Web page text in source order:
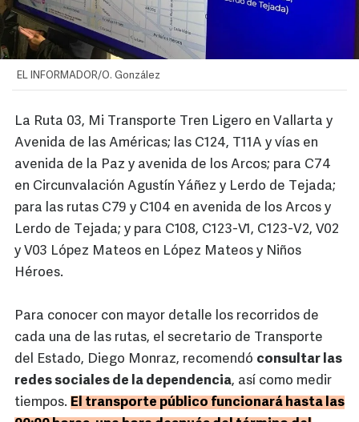
EL INFORMADOR/O. González
La Ruta 03, Mi Transporte Tren Ligero en Vallarta y
Avenida de las Américas; las C124, T11A y vías en
avenida de la Paz y avenida de los Arcos; para C74
en Circunvalación Agustín Yáñez y Lerdo de Tejada;
para las rutas C79 y C104 en avenida de los Arcos y
Lerdo de Tejada; y para C108, C123-V1, C123-V2, V02
y V03 López Mateos en López Mateos y Niños
Héroes.
Para conocer con mayor detalle los recorridos de
cada una de las rutas, el secretario de Transporte
del Estado, Diego Monraz, recomendó consultar las
redes sociales de la dependencia, así como medir
tiempos. El transporte público funcionará hasta las